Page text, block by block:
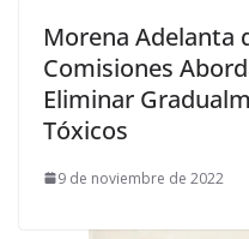
Morena Adelanta
Comisiones
Eliminar
Tóxicos
9 de noviembre de 2022